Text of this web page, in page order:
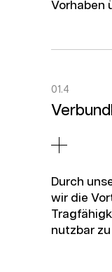
Vorhaben
01.4
Durch
wir die
nutzbar